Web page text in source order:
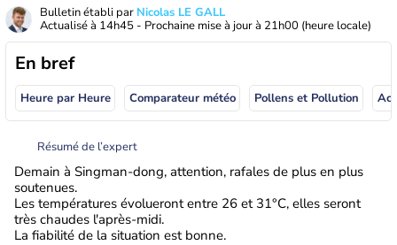
Bulletin établi par Nicolas LE GALL
Actualisé à 14h45 - Prochaine mise à jour à 21h00 (heure locale)
En bref
Heure par Heure Comparateur météo Pollens et Pollution
Résumé de l’expert
Demain à Singman-dong, attention, rafales de plus en plus
soutenues.
Les températures évolueront entre 26 et 31°C, elles seront
très chaudes l'après-midi.
La fiabilité de la situation est bonne.